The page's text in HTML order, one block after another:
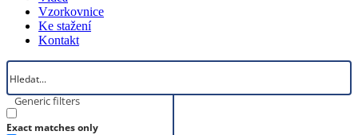
Vzorkovnice
Ke stažení
Kontakt
Generic filters
Exact matches only